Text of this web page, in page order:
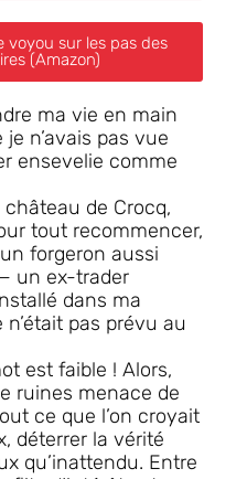
voyou sur les pas des
(Amazon)
ma vie en main
n’avais pas vue
ensevelie comme
de Crocq,
tout recommencer,
forgeron aussi
un ex-trader
dans ma
pas prévu au
est faible ! Alors,
ruines menace de
ce que l’on croyait
déterrer la vérité
qu’inattendu. Entre